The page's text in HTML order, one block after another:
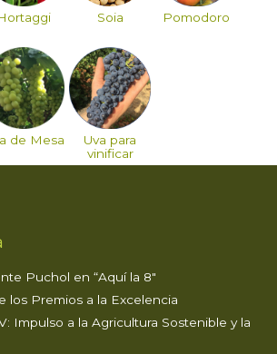
Soia Pomodoro
de Mesa
Uva para
vinificar
Puchol en “Aquí la 8″
los Premios a la Excelencia
Impulso a la Agricultura Sostenible y la